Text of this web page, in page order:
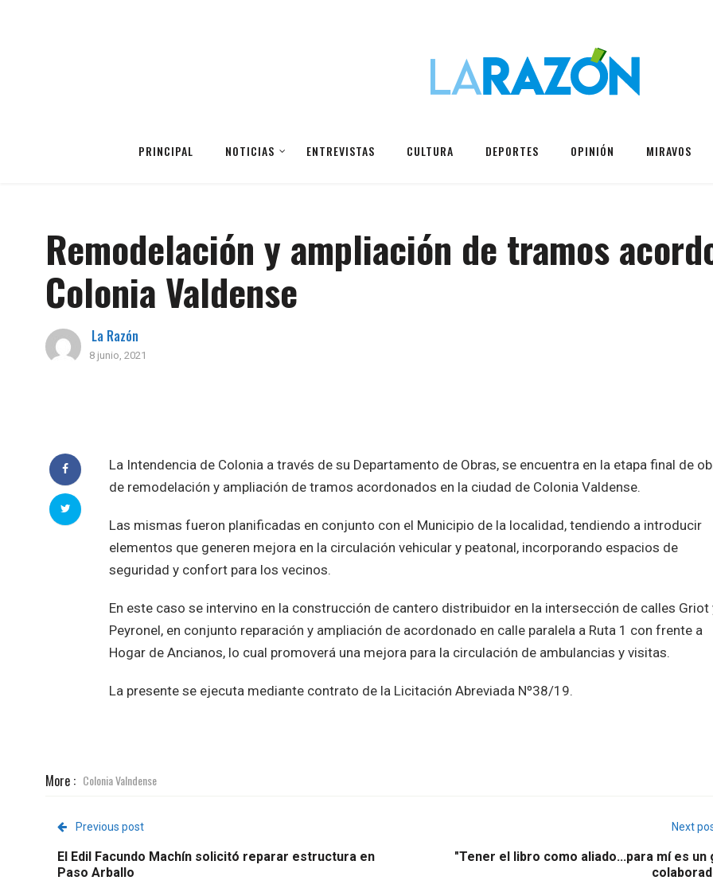
PRINCIPAL NOTICIAS ENTREVISTAS CULTURA DEPORTES OPINIÓN MIRAVOS
Remodelación y ampliación de tramos
Colonia Valdense
La Razón
8 junio, 2021
La Intendencia de Colonia a través de su Departamento de Obras, se encuentra en la etapa final de
de remodelación y ampliación de tramos acordonados en la ciudad de Colonia Valdense.
Las mismas fueron planificadas en conjunto con el Municipio de la localidad, tendiendo a introducir
elementos que generen mejora en la circulación vehicular y peatonal, incorporando espacios de
seguridad y confort para los vecinos.
En este caso se intervino en la construcción de cantero distribuidor en la intersección de calles Griot
Peyronel, en conjunto reparación y ampliación de acordonado en calle paralela a Ruta 1 con frente a
Hogar de Ancianos, lo cual promoverá una mejora para la circulación de ambulancias y visitas.
La presente se ejecuta mediante contrato de la Licitación Abreviada Nº38/19.
More : Colonia Valndense
Previous post
El Edil Facundo Machín solicitó reparar estructura en
Paso Arballo
Next
"Tener el libro como aliado...para mí es un